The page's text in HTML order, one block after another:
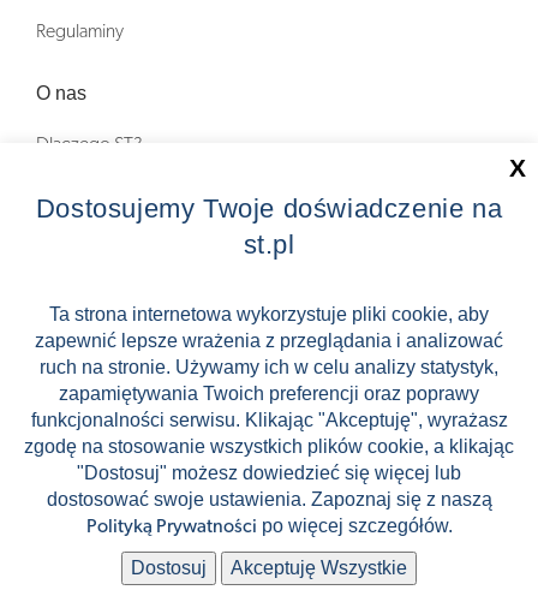
Regulaminy
O nas
Dlaczego ST?
Zostań Pilotem wycieczek!
Zniżki
FAQ
ST INCENTIVE
Stock images by Depositphotos
🛸
Dostosujemy Twoje doświadczenie na
st.pl
Ta strona internetowa wykorzystuje pliki cookie, aby
zapewnić lepsze wrażenia z przeglądania i analizować
ruch na stronie. Używamy ich w celu analizy statystyk,
zapamiętywania Twoich preferencji oraz poprawy
funkcjonalności serwisu. Klikając "Akceptuję", wyrażasz
zgodę na stosowanie wszystkich plików cookie, a klikając
"Dostosuj" możesz dowiedzieć się więcej lub
dostosować swoje ustawienia. Zapoznaj się z naszą
Polityką Prywatności po więcej szczegółów.
Dostosuj Akceptuję Wszystkie
X